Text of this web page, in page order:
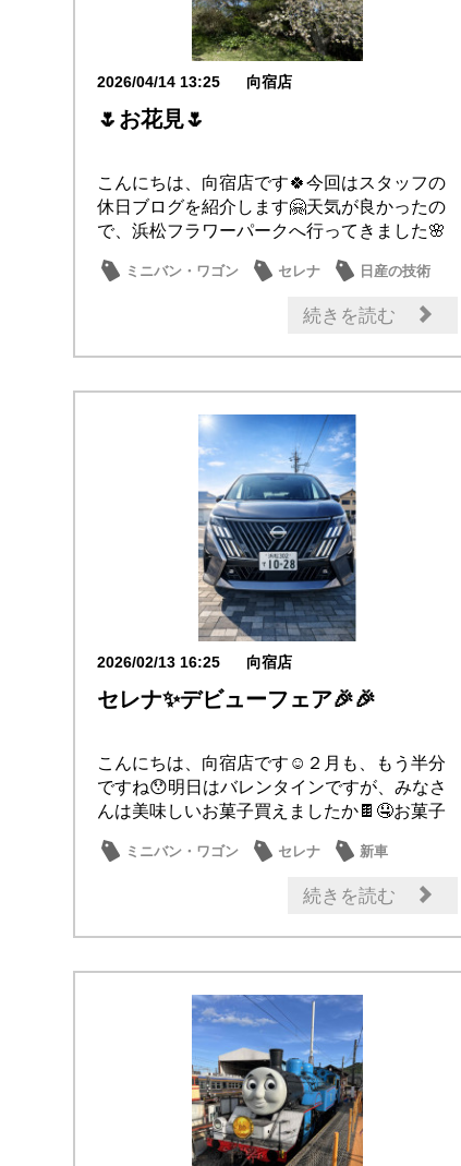
2026/04/14 13:25 向宿店
🌷お花見🌷
こんにちは、向宿店です🍀今回はスタッフの
休日ブログを紹介します🤗天気が良かったの
で、浜松フラワーパークへ行ってきました🌸
ミニバン・ワゴン セレナ
日産の技術
ドライブ情報
続きを読む
2026/02/13 16:25 向宿店
セレナ✨デビューフェア🎉🎉
こんにちは、向宿店です☺️２月も、もう半分
ですね😯明日はバレンタインですが、みなさ
んは美味しいお菓子買えましたか🍫🤤お菓子
ミニバン・ワゴン セレナ
新車
日産のお店
続きを読む